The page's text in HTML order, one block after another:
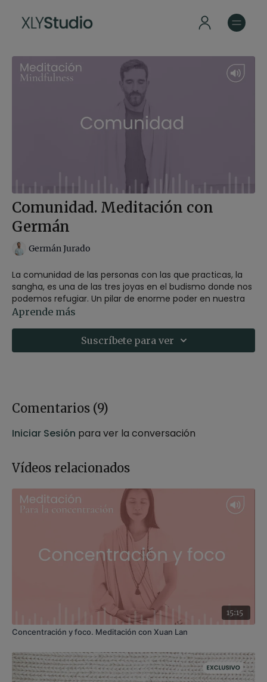
Comunidad. Meditación con
Germán
Germán Jurado
La comunidad de las personas con las que practicas, la
sangha, es una de las tres joyas en el budismo donde nos
podemos refugiar. Un pilar de enorme poder en nuestra
práctica.
Con esta meditación, Germán nos invita a poner en valor
la fuerza del grupo, de lo colectivo, sobre lo individual.
Recomendaciones: adopta una postura cómoda para
la meditación puedes hacerla sentado en una silla o
sobre un cojín.
Aprende más
Suscríbete para ver
Comentarios (9)
Iniciar Sesión para ver la conversación
Vídeos relacionados
15:15
Concentración y foco. Meditación con Xuan Lan